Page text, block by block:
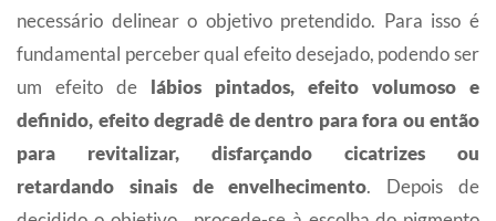
necessário delinear o objetivo pretendido. Para isso é
fundamental perceber qual efeito desejado, podendo ser
um efeito de lábios pintados, efeito volumoso e
definido, efeito degradê de dentro para fora ou então
para revitalizar, disfarçando cicatrizes ou
retardando sinais de envelhecimento. Depois de